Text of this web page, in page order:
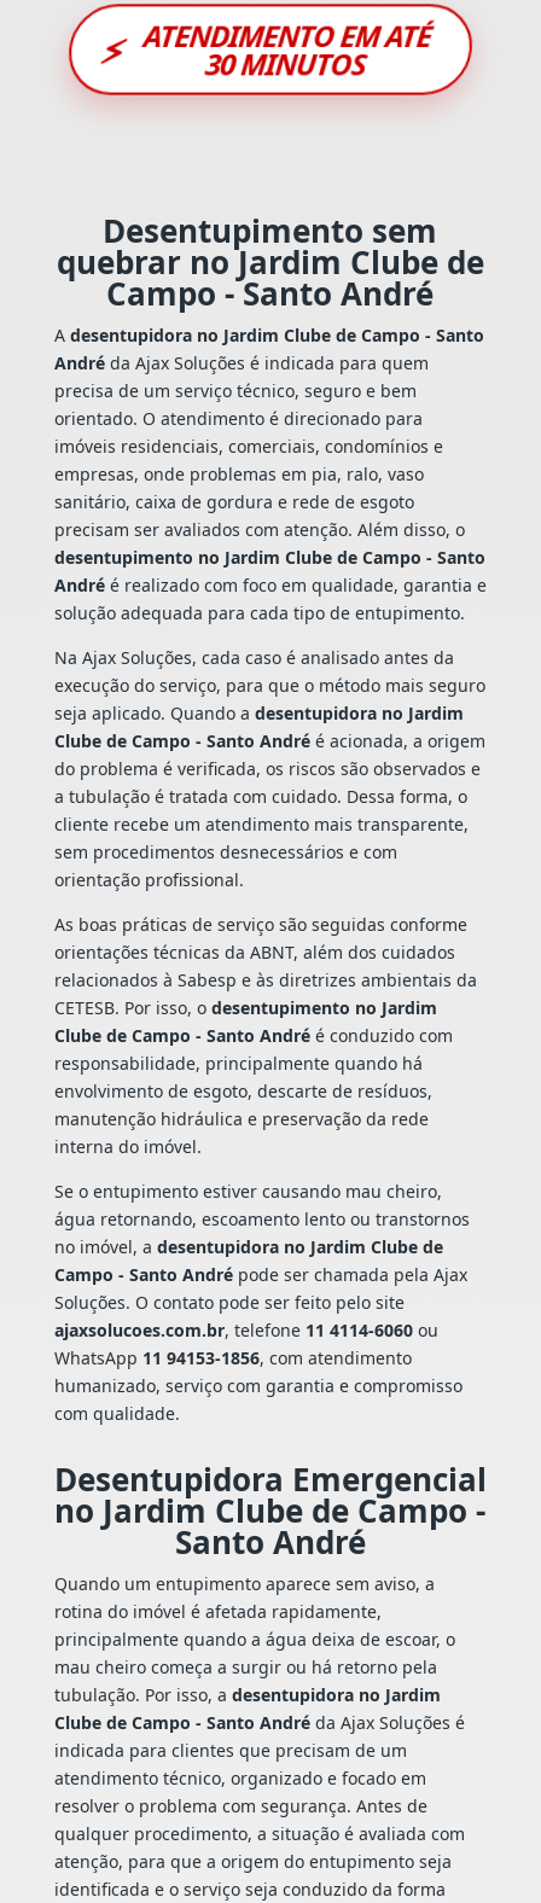
⚡ ATENDIMENTO EM ATÉ
30 MINUTOS
Desentupimento sem
quebrar no Jardim Clube de
Campo - Santo André
A desentupidora no Jardim Clube de Campo - Santo
Andréda Ajax Soluções é indicada para quem
precisa de um serviço técnico, seguro e bem
orientado. O atendimento é direcionado para
imóveis residenciais, comerciais, condomínios e
empresas, onde problemas em pia, ralo, vaso
sanitário, caixa de gordura e rede de esgoto
precisam ser avaliados com atenção. Além disso, o
desentupimento no Jardim Clube de Campo - Santo
Andréé realizado com foco em qualidade, garantia e
solução adequada para cada tipo de entupimento.
Na Ajax Soluções, cada caso é analisado antes da
execução do serviço, para que o método mais seguro
seja aplicado. Quando a desentupidora no Jardim
Clube de Campo - Santo Andréé acionada, a origem
do problema é verificada, os riscos são observados e
a tubulação é tratada com cuidado. Dessa forma, o
cliente recebe um atendimento mais transparente,
sem procedimentos desnecessários e com
orientação profissional.
As boas práticas de serviço são seguidas conforme
orientações técnicas da ABNT, além dos cuidados
relacionados à Sabesp e às diretrizes ambientais da
CETESB. Por isso, o desentupimento no Jardim
Clube de Campo - Santo Andréé conduzido com
responsabilidade, principalmente quando há
envolvimento de esgoto, descarte de resíduos,
manutenção hidráulica e preservação da rede
interna do imóvel.
Se o entupimento estiver causando mau cheiro,
água retornando, escoamento lento ou transtornos
no imóvel, a desentupidora no Jardim Clube de
Campo - Santo Andrépode ser chamada pela Ajax
Soluções. O contato pode ser feito pelo site
ajaxsolucoes.com.br, telefone 11 4114-6060ou
WhatsApp 11 94153-1856, com atendimento
humanizado, serviço com garantia e compromisso
com qualidade.
Desentupidora Emergencial
no Jardim Clube de Campo -
Santo André
Quando um entupimento aparece sem aviso, a
rotina do imóvel é afetada rapidamente,
principalmente quando a água deixa de escoar, o
mau cheiro começa a surgir ou há retorno pela
tubulação. Por isso, a desentupidora no Jardim
Clube de Campo - Santo Andréda Ajax Soluções é
indicada para clientes que precisam de um
atendimento técnico, organizado e focado em
resolver o problema com segurança. Antes de
qualquer procedimento, a situação é avaliada com
atenção, para que a origem do entupimento seja
identificada e o serviço seja conduzido da forma